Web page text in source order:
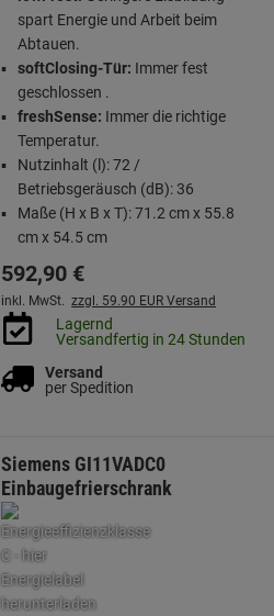
spart Energie und Arbeit beim
Abtauen.
softClosing-Tür: Immer fest
geschlossen .
freshSense: Immer die richtige
Temperatur.
Nutzinhalt (l): 72 /
Betriebsgeräusch (dB): 36
Maße (H x B x T): 71.2 cm x 55.8
cm x 54.5 cm
592,90 €
inkl. MwSt. zzgl. 59.90 EUR Versand
Lagernd
Versandfertig in 24 Stunden
Versand
per Spedition
Siemens GI11VADC0
Einbaugefrierschrank